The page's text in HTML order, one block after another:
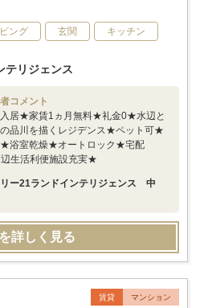
ング 玄関 キッチン
テリジェンス
コメント
入居★家賃1ヵ月無料★礼金0★水辺と
品川を描くレジデンス★ペット可★
★浴室乾燥★オートロック★宅配
生活利便施設充実★
ー21ランドインテリジェンス 中
詳しく見る
賃貸 マンション